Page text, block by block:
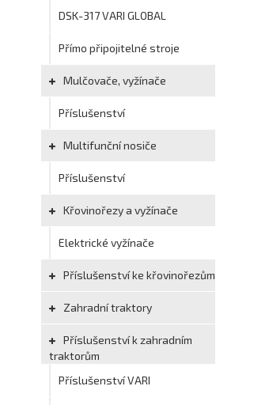
DSK-317 VARI GLOBAL
Přímo připojitelné stroje
Mulčovače, vyžínače
Příslušenství
Multifunční nosiče
Příslušenství
Křovinořezy a vyžínače
Elektrické vyžínače
Příslušenství ke křovinořezům
Zahradní traktory
Příslušenství k zahradním
traktorům
Příslušenství VARI